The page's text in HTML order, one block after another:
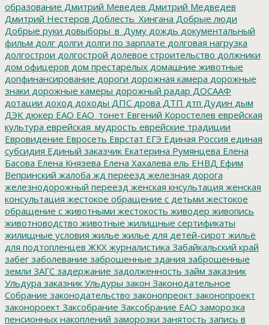
образование Дмитрий Меведев Дмитрий Медведев
Дмитрий Нестеров Доблесть_Хингана Добрые люди
Добрые руки довыборы_в_Думу дождь документальный
фильм долг долги долги по зарплате долговая нагрузка
долгострои долгострой долевое строительство должники
дом офицеров дом престарелых домашние животные
допфинансирование дороги дорожная камера дорожные
знаки дорожные камеры дорожный радар ДОСААФ
дотации доход доходы ДПС дрова ДТП дтп Дудин дым
ДЭК дюкер ЕАО ЕАО_тонет Евгений Коростелев еврейская
культура еврейская_мудрость еврейские традиции
Евровидение Евросеть Еврстат ЕГЭ Единая Россия единая
субсидия Единый заказчик Екатерина Румянцева Елена
Басова Елена Князева Елена Хахалева ель ЕНВД Ефим
Вепринский жалоба жд переезд железная дорога
железнодорожный переезд женская кнсультация женская
консультация жестокое обращение с детьми жестокое
обращение с животными жестокость живодер живопись
животноводство животные жилищные сертификаты
жилищные условия жилье жилье для детей-сирот жильё
для подтопленцев ЖКХ журналистика Забайкальский край
забег заболевание заброшенные здания заброшенные
земли ЗАГС задержание задолженность займ заказник
Ульдура заказник Ульдуры закон Законодательное
Собрание законодательство законопреокт законопроект
законороект Заксобрание Заксобрание ЕАО заморозка
пенсионных накоплений заморозки занятость запись в